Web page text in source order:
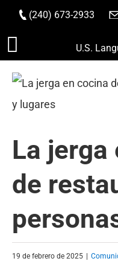
Saltar
contenido
(240) 673-2933
U.S.
La jerga
de
19 de febrero de 2025